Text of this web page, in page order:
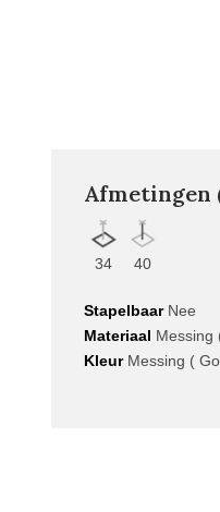
Afmetingen
34 40
StapelbaarNee
Materiaal Messing
KleurMessing (